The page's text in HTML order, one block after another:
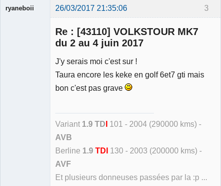
3
ryaneboii 26/03/2017 21:35:06
Re : [43110] VOLKSTOUR MK7
du 2 au 4 juin 2017
J'y serais moi c'est sur !
Taura encore les keke en golf 6et7 gti mais
bon c'est pas grave
Variant 1.9 TD 101 - 2004 (290000 kms) -
AVB
Berline 1.9 TDI 130 - 2003 (200000 kms) -
AVF
Et plusieurs donneuses passées par la :p ...